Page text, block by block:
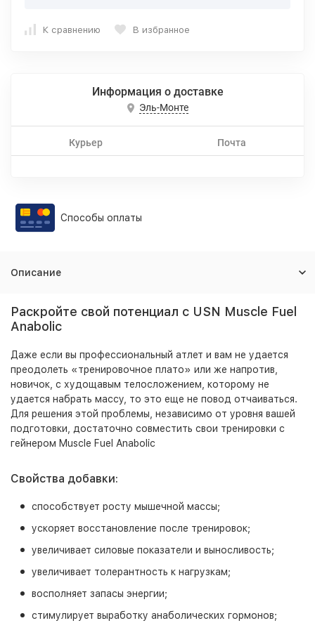
К сравнению В избранное
Информация о доставке
Эль-Монте
Курьер Почта
Способы оплаты
Описание
Раскройте свой потенциал с USN Muscle Fuel
Anabolic
Даже если вы профессиональный атлет и вам не удается
преодолеть «тренировочное плато» или же напротив,
новичок, с худощавым телосложением, которому не
удается набрать массу, то это еще не повод отчаиваться.
Для решения этой проблемы, независимо от уровня вашей
подготовки, достаточно совместить свои тренировки с
гейнером Muscle Fuel Anabolic
Свойства добавки:
способствует росту мышечной массы;
ускоряет восстановление после тренировок;
увеличивает силовые показатели и выносливость;
увеличивает толерантность к нагрузкам;
восполняет запасы энергии;
стимулирует выработку анаболических гормонов;